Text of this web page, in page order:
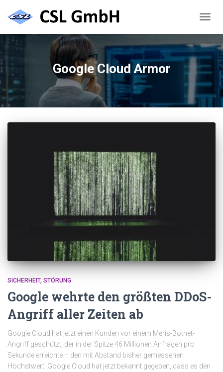
Google Cloud Armor
SICHERHEIT STÖRUNG
Google wehrte den größten DDoS-
Angriff aller Zeiten ab
Google Cloud hat jetzt einen Kunden vor einem Mēris-Botnet-
Angriff geschützt, der in der Spitze 46 Millionen Anfragen pro
Sekunde erreichte – den mit Abstand bisher gemessenen
Höchstwert. Google Cloud hat jetzt bekannt gegeben, dass es den